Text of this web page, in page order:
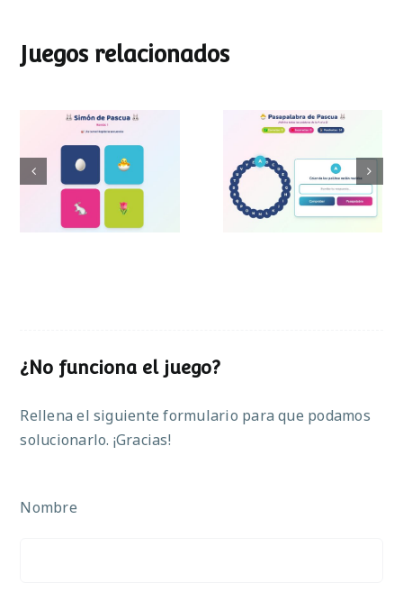
Juegos relacionados
Simon de Pascua
Pasapalabra de
Pascua
¿No funciona el juego?
Rellena el siguiente formulario para que podamos
solucionarlo. ¡Gracias!
Nombre